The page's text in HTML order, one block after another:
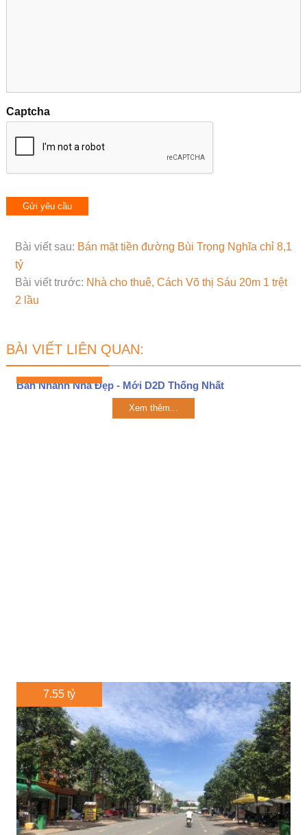
Captcha
Bài viết sau: Bán mặt tiền đường Bùi Trọng Nghĩa chỉ 8,1
tỷ
Bài viết trước: Nhà cho thuê, Cách Võ thị Sáu 20m 1 trệt
2 lầu
BÀI VIẾT LIÊN QUAN:
Bán Nhanh Nhà Đẹp - Mới D2D Thống Nhất
Xem thêm...
7.55 tỷ